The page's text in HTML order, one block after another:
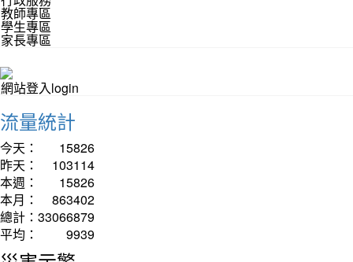
教師專區
學生專區
家長專區
網站登入login
流量統計
今天：
15826
昨天：
103114
本週：
15826
本月：
863402
總計： 33066879
平均：
9939